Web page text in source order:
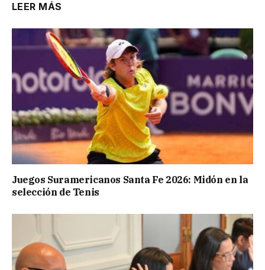
LEER MÁS
Juegos Suramericanos Santa Fe 2026: Midón en la
selección de Tenis